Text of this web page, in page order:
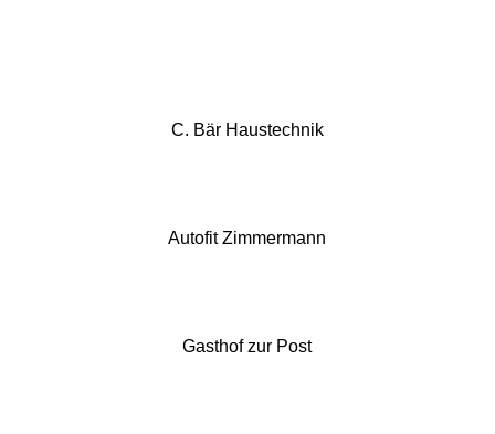
C. Bär Haustechnik
Autofit Zimmermann
Gasthof zur Post